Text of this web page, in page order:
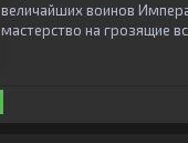
величайших воинов
мастерство на грозящие